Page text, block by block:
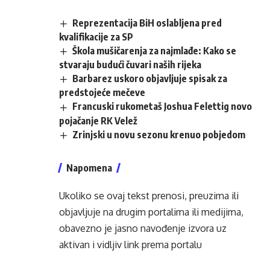
Reprezentacija BiH oslabljena pred
kvalifikacije za SP
Škola mušičarenja za najmlađe: Kako se
stvaraju budući čuvari naših rijeka
Barbarez uskoro objavljuje spisak za
predstojeće mečeve
Francuski rukometaš Joshua Felettig novo
pojačanje RK Velež
Zrinjski u novu sezonu krenuo pobjedom
Napomena
Ukoliko se ovaj tekst prenosi, preuzima ili
objavljuje na drugim portalima ili medijima,
obavezno je jasno navođenje izvora uz
aktivan i vidljiv link prema portalu